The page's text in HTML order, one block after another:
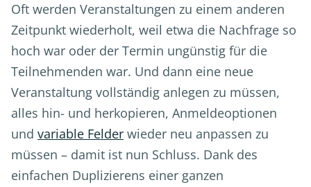
Oft werden Veranstaltungen zu einem anderen
Zeitpunkt wiederholt, weil etwa die Nachfrage so
hoch war oder der Termin ungünstig für die
Teilnehmenden war. Und dann eine neue
Veranstaltung vollständig anlegen zu müssen,
alles hin- und herkopieren, Anmeldeoptionen
und variable Felder wieder neu anpassen zu
müssen – damit ist nun Schluss. Dank des
einfachen Duplizierens einer ganzen